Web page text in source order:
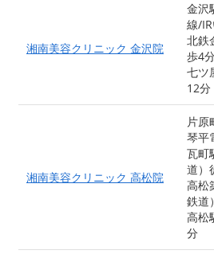
湘南美容クリニック 金沢院
金沢
線/
北鉄
歩4
七ツ
12分
湘南美容クリニック 高松院
片原
琴平
瓦町
道）
高松
鉄道
高松
分